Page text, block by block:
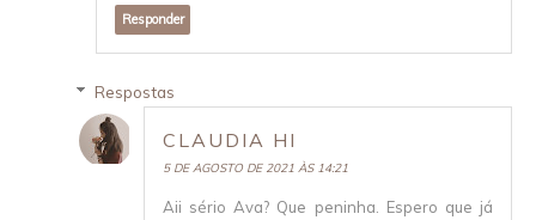
Responder
Respostas
CLAUDIA HI
5 DE AGOSTO DE 2021 ÀS 14:21
Aii sério Ava? Que peninha. Espero que já